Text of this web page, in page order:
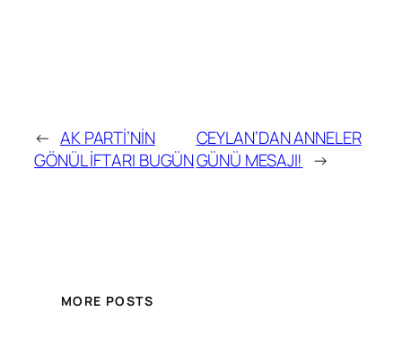
← AK PARTİ’NİN
GÖNÜL İFTARI BUGÜN
CEYLAN’DAN ANNELER
GÜNÜ MESAJI! →
MORE POSTS